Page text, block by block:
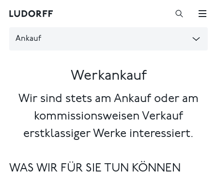
Ankauf
Werkankauf
Wir sind stets am Ankauf oder am
kommissionsweisen Verkauf
erstklassiger Werke interessiert.
WAS WIR FÜR SIE TUN KÖNNEN